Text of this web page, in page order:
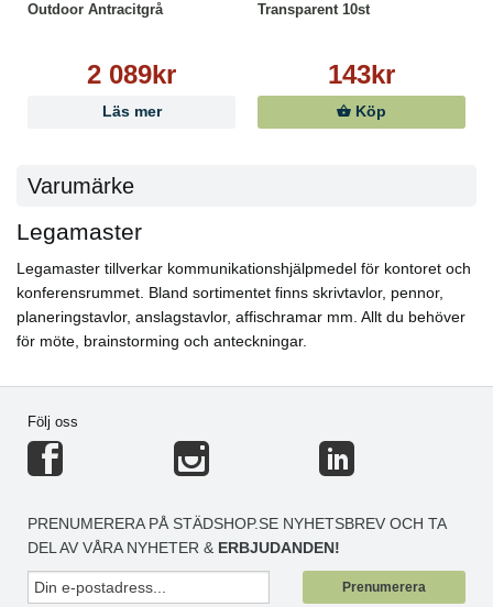
Outdoor Antracitgrå
2 089kr
Läs mer
Transparent 10st
143kr
Köp
Varumärke
Legamaster
Legamaster tillverkar kommunikationshjälpmedel för kontoret och
konferensrummet. Bland sortimentet finns skrivtavlor, pennor,
planeringstavlor, anslagstavlor, affischramar mm. Allt du behöver
för möte, brainstorming och anteckningar.
Följ oss
PRENUMERERA PÅ STÄDSHOP.SE NYHETSBREV OCH TA
DEL AV VÅRA NYHETER & ERBJUDANDEN!
Prenumerera